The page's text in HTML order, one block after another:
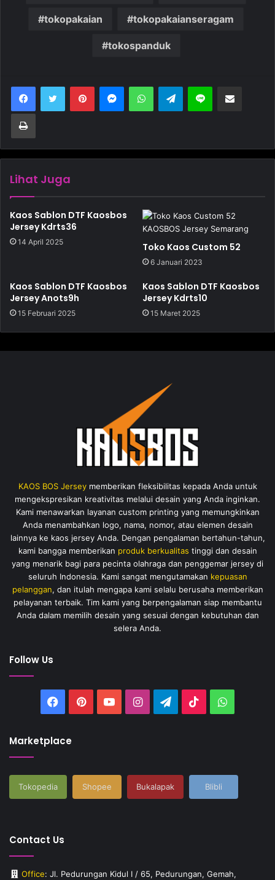
tokopakaian tokopakaianseragam
tokospanduk
Telegram
Lihat Juga
Kaos Sablon DTF Kaosbos
Jersey Kdrts36
14 April 2025 Toko Kaos Custom 52
6 Januari 2023
Kaos Sablon DTF Kaosbos
Jersey Anots9h
15 Februari 2025
Kaos Sablon DTF Kaosbos
Jersey Kdrts10
15 Maret 2025
KAOS BOS Jerseymemberikan fleksibilitas kepada Anda untuk
mengekspresikan kreativitas melalui desain yang Anda inginkan.
Kami menawarkan layanan custom printing yang memungkinkan
Anda menambahkan logo, nama, nomor, atau elemen desain
lainnya ke kaos jersey Anda. Dengan pengalaman bertahun-tahun,
kami bangga memberikan produk berkualitas tinggi dan desain
yang menarik bagi para pecinta olahraga dan penggemar jersey di
seluruh Indonesia. Kami sangat mengutamakan kepuasan
pelanggan, dan itulah mengapa kami selalu berusaha memberikan
pelayanan terbaik. Tim kami yang berpengalaman siap membantu
Anda dalam memilih desain yang sesuai dengan kebutuhan dan
selera Anda.
Follow Us
Facebook
PinterestYouTubeInstagramTelegram
TikTok
Marketplace
Tokopedia Shopee Bukalapak Blibli
Contact Us
Office: Jl. Pedurungan Kidul I / 65, Pedurungan, Gemah,